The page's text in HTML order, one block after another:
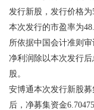
发行新股，发行价格为
本次发行的市盈率为
所依据中国会计准则
净利润除以本次发行
股。
安博通本次发行新股募
后，净募集资金